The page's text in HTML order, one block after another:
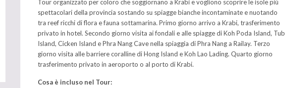
Tour organizzato per coloro che soggiornano a Krabi e vogliono scoprire le isole più
spettacolari della provincia sostando su spiagge bianche incontaminate e nuotando
tra reef ricchi di flora e fauna sottamarina. Primo giorno arrivo a Krabi, trasferimento
privato in hotel. Secondo giorno visita ai fondali e alle spiagge di Koh Poda Island, Tub
Island, Cicken Island e Phra Nang Cave nella spiaggia di Phra Nang a Railay. Terzo
giorno visita alle barriere coralline di Hong Island e Koh Lao Lading. Quarto giorno
trasferimento privato in aeroporto o al porto di Krabi.
Cosa è incluso nel Tour: